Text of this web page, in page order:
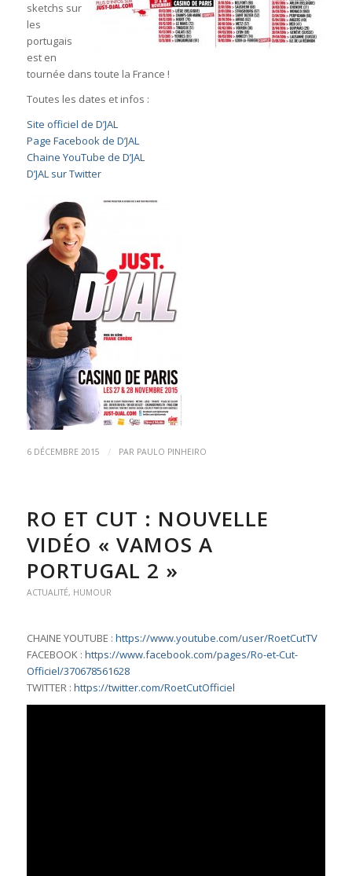
sketchs sur
les
portugais
est en
tournée dans toute la France !
Toutes les dates et infos :
Site officiel de D’JAL
Page Facebook de D’JAL
Chaine YouTube de D’JAL
D’JAL sur Twitter
6 DÉCEMBRE 2015 / PAR PAULO PINHEIRO
RO ET CUT : NOUVELLE
VIDÉO « VAMOS A
PORTUGAL 2 »
ACTUALITÉ, HUMOUR
CHAINE YOUTUBE : https://www.youtube.com/user/RoetCutTV
FACEBOOK : https://www.facebook.com/pages/Ro-et-Cut-
Officiel/370678561628
TWITTER : https://twitter.com/RoetCutOfficiel